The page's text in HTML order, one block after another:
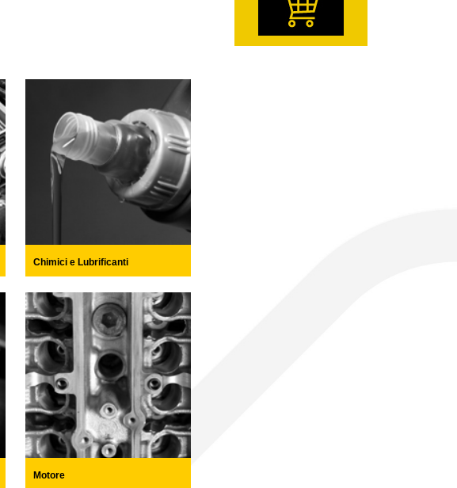
Chimici e Lubrificanti
Motore